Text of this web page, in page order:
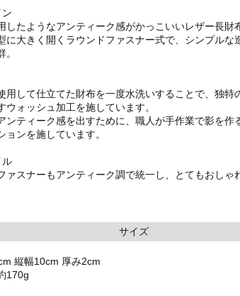
したようなアンティーク感がかっこいいレザー長財
に大きく開くラウンドファスナー式で、シンプルな
。
用して仕立てた財布を一度水洗いすることで、独特
ウォッシュ加工を施しています。
ンティーク感を出すために、職人が手作業で影を作
ョンを施しています。
ル
ァスナーもアンティーク調で統一し、とてもおしゃ
サイズ
縦幅10cm 厚み2cm
170g